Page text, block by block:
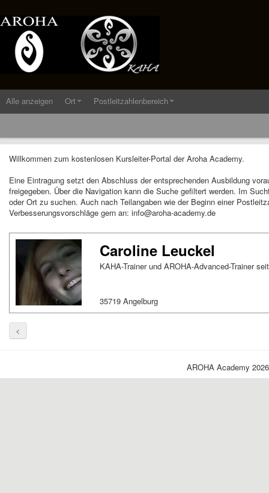
Alle anzeigen Ort Postleitzahlenbereich
Willkommen zum kostenlosen Kursleiter-Portal der Aroha Academy.
Eine Eintragung setzt den Abschluss der entsprechenden Ausbildung
freigegeben. Über die Navigation kann die Suche gefiltert werden. Im
oder Ort zu suchen. Auch nach Teilangaben wie der Beginn einer
Verbesserungsvorschläge gern an: info@aroha-academy.de
Caroline Leuckel
KAHA-Trainer und AROHA-Advanced-Trainer
35719 Angelburg
<
AROHA Academy